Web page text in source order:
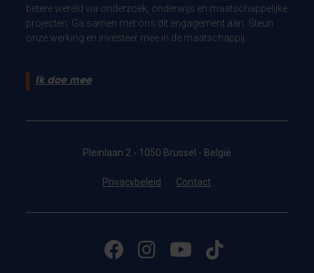
betere wereld via onderzoek, onderwijs en maatschappelijke
projecten. Ga samen met ons dit engagement aan. Steun
onze werking en investeer mee in de maatschappij.
Ik doe mee
Pleinlaan 2 - 1050 Brussel - België
Privacybeleid Contact